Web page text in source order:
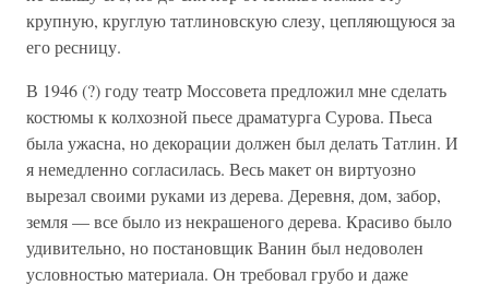
крупную, круглую татлиновскую слезу, цепляющуюся за
его ресницу.
В 1946 (?) году театр Моссовета предложил мне сделать
костюмы к колхозной пьесе драматурга Сурова. Пьеса
была ужасна, но декорации должен был делать Татлин. И
я немедленно согласилась. Весь макет он виртуозно
вырезал своими руками из дерева. Деревня, дом, забор,
земля — все было из некрашеного дерева. Красиво было
удивительно, но постановщик Ванин был недоволен
условностью материала. Он требовал грубо и даже